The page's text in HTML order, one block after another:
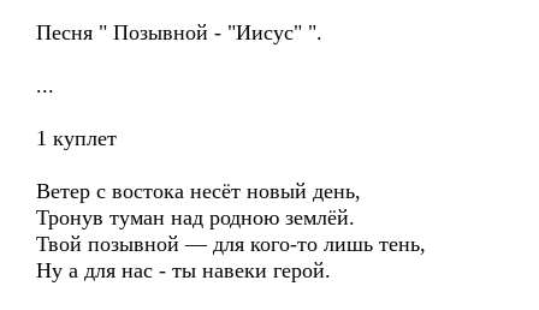
Песня " Позывной - "Иисус" ".
...
1 куплет
Ветер с востока несёт новый день,
Тронув туман над родною землёй.
Твой позывной — для кого-то лишь тень,
Ну а для нас - ты навеки герой.